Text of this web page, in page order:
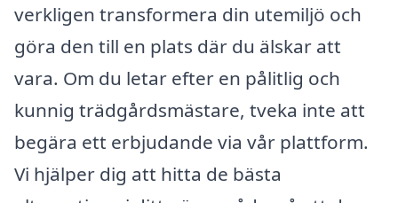
verkligen transformera din utemiljö och
göra den till en plats där du älskar att
vara. Om du letar efter en pålitlig och
kunnig trädgårdsmästare, tveka inte att
begära ett erbjudande via vår plattform.
Vi hjälper dig att hitta de bästa